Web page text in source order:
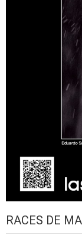
RACES DE